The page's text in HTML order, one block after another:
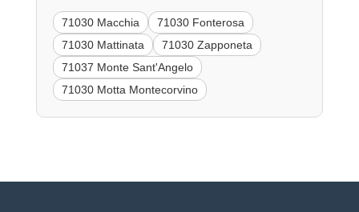
71030 Macchia
71030 Fonterosa
71030 Mattinata
71030 Zapponeta
71037 Monte Sant'Angelo
71030 Motta Montecorvino